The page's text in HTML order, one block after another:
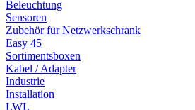
Beleuchtung
Sensoren
Zubehör für Netzwerkschrank
Easy 45
Sortimentsboxen
Kabel / Adapter
Industrie
Installation
LWL